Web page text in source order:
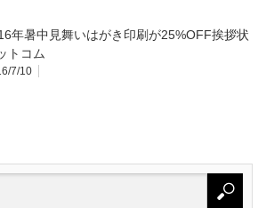
年暑中見舞いはがき印刷が25%OFF挨拶状
トコム
7/10